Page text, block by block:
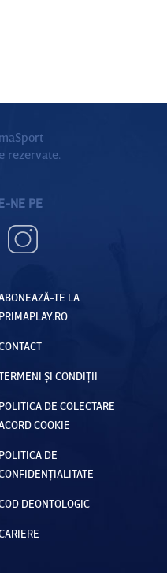
rezervate.
NE PE
TE LA
PRIMAPLAY.RO
ȘI CONDIȚII
POLITICA DE COLECTARE
COOKIE
POLITICA DE
DEONTOLOGIC